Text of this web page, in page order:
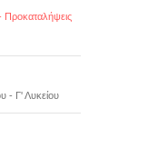
Προκαταλήψεις
- Γ' Λυκείου